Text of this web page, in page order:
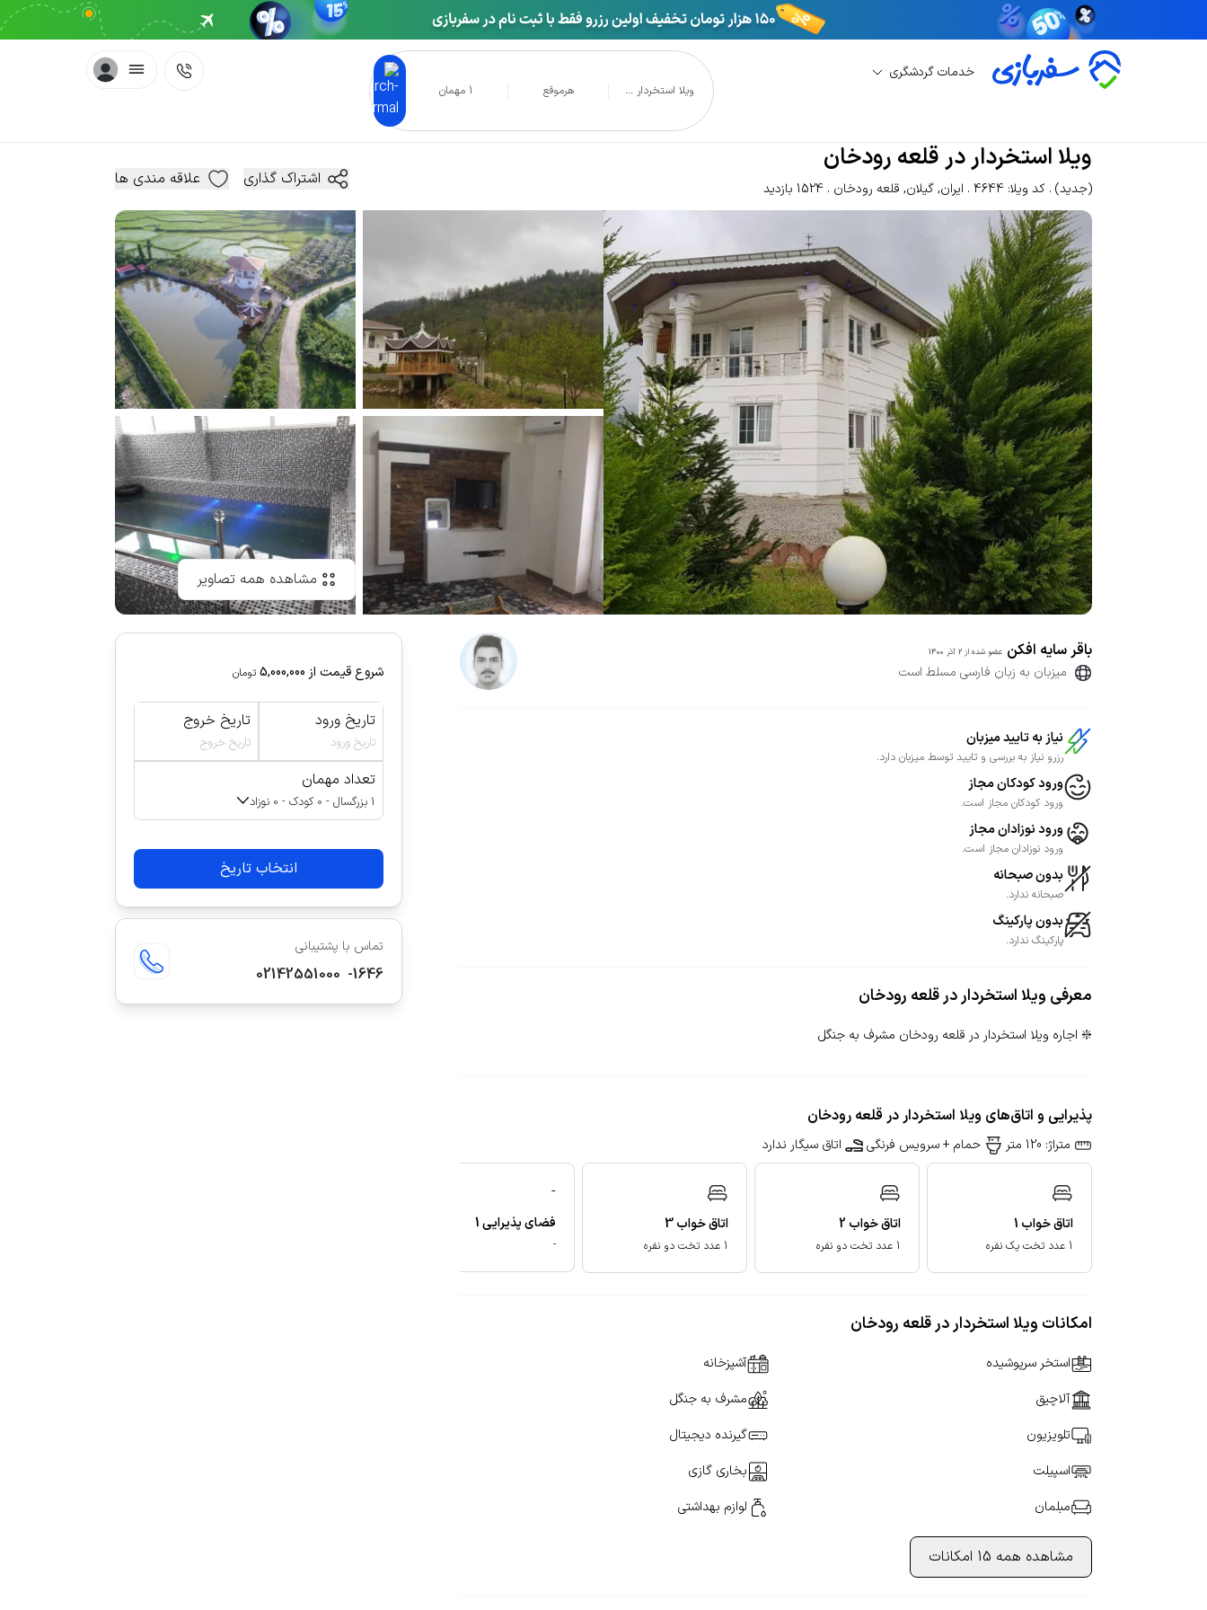
خدمات گردشگری
ویلا استخردار ... هرموقع 1 مهمان
ویلا استخردار در قلعه رودخان
(جدید) کد ویلا: 4644 ایران,گیلان, قلعه رودخان 1524 بازدید اشتراک گذاری علاقه مندی ها
مشاهده همه تصاویر
باقر سایه افکن عضو شده از 2 آذر 1400
میزبان به زبان فارسی مسلط است
نیاز به تایید میزبان
رزرو نیاز به بررسی و تایید توسط میزبان دارد.
ورود کودکان مجاز
ورود کودکان مجاز است.
ورود نوزادان مجاز
ورود نوزادان مجاز است.
بدون صبحانه
صبحانه ندارد.
بدون پارکینگ
پارکینگ ندارد.
معرفی ویلا استخردار در قلعه رودخان
❇️ اجاره ویلا استخردار در قلعه رودخان مشرف به جنگل
پذیرایی و اتاق‌های ویلا استخردار در قلعه رودخان
متراژ: 120 متر حمام + سرویس فرنگی اتاق سیگار ندارد
اتاق خواب 1
1 عدد تخت یک نفره
اتاق خواب 2
1 عدد تخت دو نفره
اتاق خواب3
1 عدد تخت دو نفره
-
فضای پذیرایی1
-
امکانات ویلا استخردار در قلعه رودخان
استخر سرپوشیده
آشپزخانه
آلاچیق
مشرف به جنگل
تلویزیون
گیرنده دیجیتال
اسپیلت
بخاری گازی
مبلمان
لوازم بهداشتی
مشاهده همه 15 امکانات
شروع قیمت از 5,000,000 تومان
تاریخ ورود
تاریخ ورود
تاریخ خروج
تاریخ خروج
تعداد مهمان
1 بزرگسال - 0 کودک - 0 نوزاد
انتخاب تاریخ
تماس با پشتیبانی
02142551000 -1646